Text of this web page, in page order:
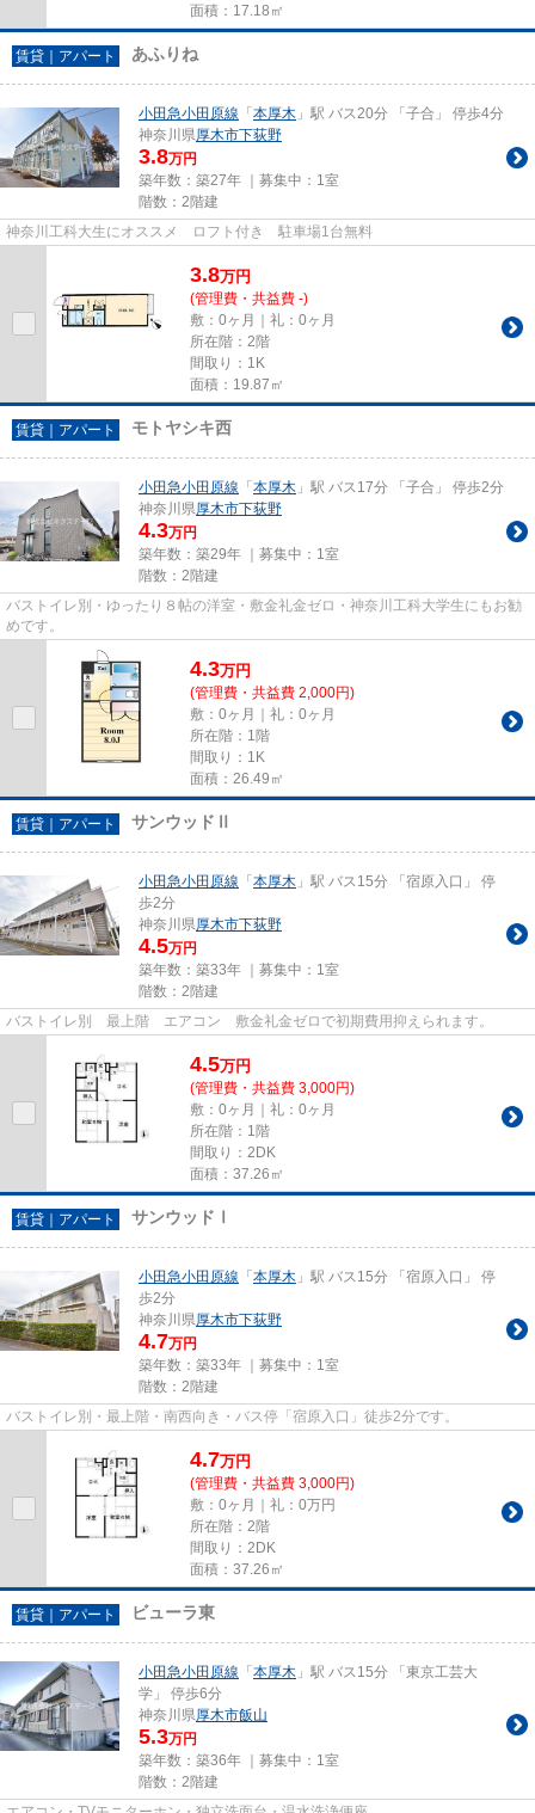
面積：17.18㎡
賃貸｜アパート あふりね
小田急小田原線 「本厚木 」駅 バス20分 「子合」 停歩4分
神奈川県厚木市下荻野
3.8万円
築年数：築27年 ｜募集中： 1室
階数：2階建
神奈川工科大生にオススメ ロフト付き 駐車場1台無料
3.8万円
(管理費・共益費 -)
敷：0ヶ月｜礼：0ヶ月
所在階：2階
間取り：1K
面積：19.87㎡
賃貸｜アパート モトヤシキ西
小田急小田原線 「本厚木 」駅 バス17分 「子合」 停歩2分
神奈川県厚木市下荻野
4.3万円
築年数：築29年 ｜募集中： 1室
階数：2階建
バストイレ別・ゆったり８帖の洋室・敷金礼金ゼロ・神奈川工科大学生にもお勧
めです。
4.3万円
(管理費・共益費 2,000円)
敷：0ヶ月｜礼：0ヶ月
所在階：1階
間取り：1K
面積：26.49㎡
賃貸｜アパート サンウッドⅡ
小田急小田原線 「本厚木 」駅 バス15分 「宿原入口」 停
歩2分
神奈川県厚木市下荻野
4.5万円
築年数：築33年 ｜募集中： 1室
階数：2階建
バストイレ別 最上階 エアコン 敷金礼金ゼロで初期費用抑えられます。
4.5万円
(管理費・共益費 3,000円)
敷：0ヶ月｜礼：0ヶ月
所在階：1階
間取り：2DK
面積：37.26㎡
賃貸｜アパート サンウッドⅠ
小田急小田原線 「本厚木 」駅 バス15分 「宿原入口」 停
歩2分
神奈川県厚木市下荻野
4.7万円
築年数：築33年 ｜募集中： 1室
階数：2階建
バストイレ別・最上階・南西向き・バス停「宿原入口」徒歩2分です。
4.7万円
(管理費・共益費 3,000円)
敷：0ヶ月｜礼：0万円
所在階：2階
間取り：2DK
面積：37.26㎡
賃貸｜アパート ビューラ東
小田急小田原線 「本厚木 」駅 バス15分 「東京工芸大
学」 停歩6分
神奈川県厚木市飯山
5.3万円
築年数：築36年 ｜募集中： 1室
階数：2階建